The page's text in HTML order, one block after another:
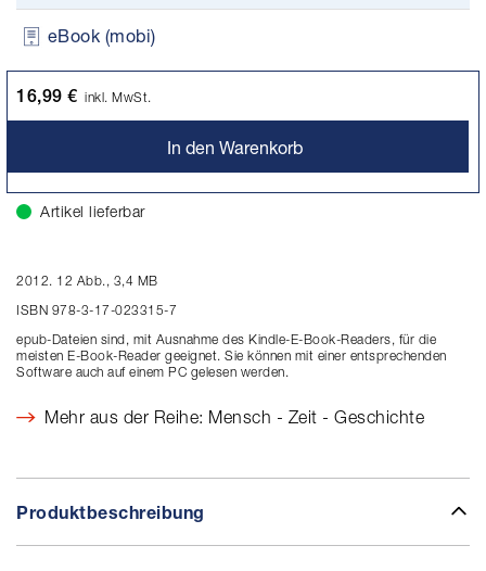
eBook (mobi)
16,99 € inkl. MwSt.
In den Warenkorb
Artikel lieferbar
2012. 12 Abb., 3,4 MB
ISBN 978-3-17-023315-7
epub-Dateien sind, mit Ausnahme des Kindle-E-Book-Readers, für die
meisten E-Book-Reader geeignet. Sie können mit einer entsprechenden
Software auch auf einem PC gelesen werden.
Mehr aus der Reihe: Mensch - Zeit - Geschichte
Produktbeschreibung